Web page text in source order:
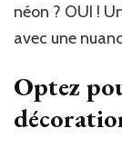
néon ? OUI !
avec une
Optez